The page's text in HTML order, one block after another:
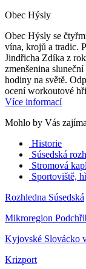
Obec Hýsly
Obec Hýsly se
vína, krojů a tradic.
Jindřicha Zdíka z
zmenšenina
hodiny na světě.
ocení workoutové
Více informací
Mohlo by Vás
Historie
Súsedská
Stromová
Sportoviště,
Rozhledna Súsedská
Mikroregion
Kyjovské Slovácko
Krizport